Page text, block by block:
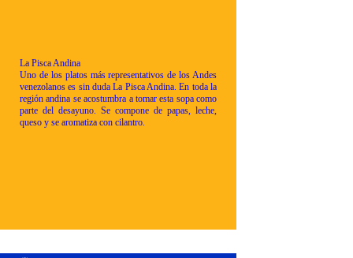
La Pisca Andina
Uno de los platos más representativos de los Andes
venezolanos es sin duda La Pisca Andina. En toda la
región andina se acostumbra a tomar esta sopa como
parte del desayuno. Se compone de papas, leche,
queso y se aromatiza con cilantro.